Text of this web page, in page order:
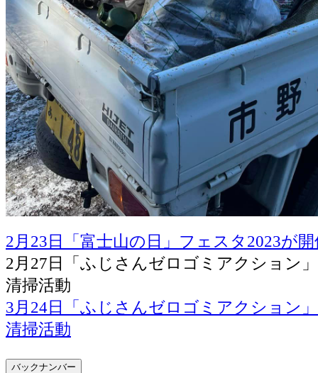
2月23日「富士山の日」フェスタ2023が
2月27日「ふじさんゼロゴミアクション
清掃活動
3月24日「ふじさんゼロゴミアクション
清掃活動
バックナンバー